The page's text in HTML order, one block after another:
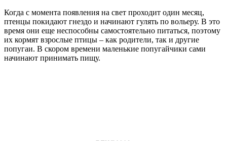
Когда с момента появления на свет проходит один месяц,
птенцы покидают гнездо и начинают гулять по вольеру. В это
время они еще неспособны самостоятельно питаться, поэтому
их кормят взрослые птицы – как родители, так и другие
попугаи. В скором времени маленькие попугайчики сами
начинают принимать пищу.